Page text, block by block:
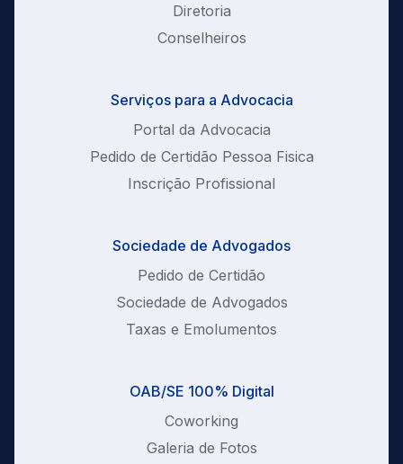
Diretoria
Conselheiros
Serviços para a Advocacia
Portal da Advocacia
Pedido de Certidão Pessoa Fisica
Inscrição Profissional
Sociedade de Advogados
Pedido de Certidão
Sociedade de Advogados
Taxas e Emolumentos
OAB/SE 100% Digital
Coworking
Galeria de Fotos